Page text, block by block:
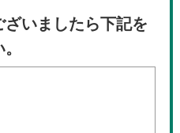
いましたら下記を